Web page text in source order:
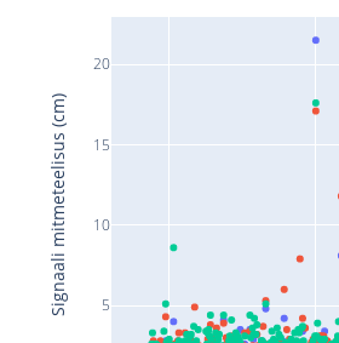
5
10
15
20
Signaali mitmeteelisus (cm)